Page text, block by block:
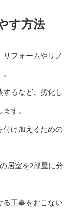
す方法
フォームやリノ
するなど、劣化し
す。
付け加えるための
居室を2部屋に分
る工事をおこない